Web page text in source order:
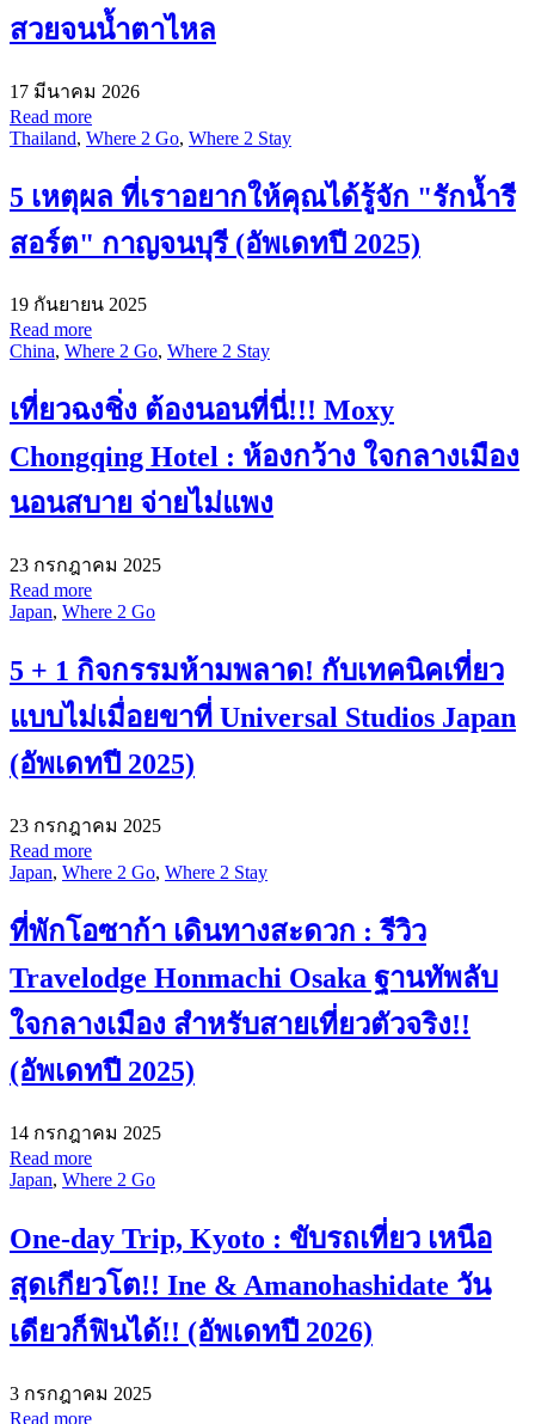
สวยจนน้ำตาไหล
17 มีนาคม 2026
Read more
Thailand, Where 2 Go, Where 2 Stay
5 เหตุผล ที่เราอยากให้คุณได้รู้จัก "รักน้ำรี
สอร์ต" กาญจนบุรี (อัพเดทปี 2025)
19 กันยายน 2025
Read more
China, Where 2 Go, Where 2 Stay
เที่ยวฉงชิ่ง ต้องนอนที่นี่!!! Moxy
Chongqing Hotel : ห้องกว้าง ใจกลางเมือง
นอนสบาย จ่ายไม่แพง
23 กรกฎาคม 2025
Read more
Japan, Where 2 Go
5 + 1 กิจกรรมห้ามพลาด! กับเทคนิคเที่ยว
แบบไม่เมื่อยขาที่ Universal Studios Japan
(อัพเดทปี 2025)
23 กรกฎาคม 2025
Read more
Japan, Where 2 Go, Where 2 Stay
ที่พักโอซาก้า เดินทางสะดวก : รีวิว
Travelodge Honmachi Osaka ฐานทัพลับ
ใจกลางเมือง สำหรับสายเที่ยวตัวจริง!!
(อัพเดทปี 2025)
14 กรกฎาคม 2025
Read more
Japan, Where 2 Go
One-day Trip, Kyoto : ขับรถเที่ยว เหนือ
สุดเกียวโต!! Ine & Amanohashidate วัน
เดียวก็ฟินได้!! (อัพเดทปี 2026)
3 กรกฎาคม 2025
Read more